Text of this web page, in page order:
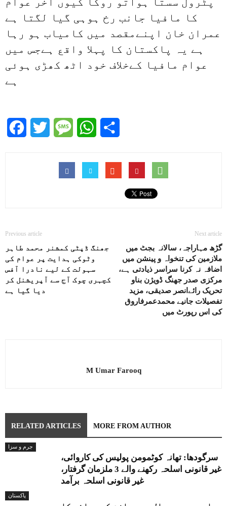
کا مافیا جانب رخ ہوہی گیا لگتا ہے
عمران خان اپنےمقصد میں کامیاب ہو رہا
ہے یہ پاکستان کا پہلا واقع ہےجس میں
عوام مافیا کےخلاف خود اٹھ کھڑی ہوئی
ہے
FacebookTwitter Message WhatsApp
Previous article
جھنگ ڈپٹی کمشنر محمد طاہر
وٹوکی ہدایت پر عوام کی
سہولت کے لیے نادرا آفس
کچہری چوک آج سے آپریشنل کر
دیا گیا ہے
Next article
گڑھ مہاراجہ، سالانہ بجٹ میں
ملازمین کی تنخواہ و پینشن میں
اضافہ نہ کرنا سراسر ذیادتی ہے،
مرکزی صدر جھنگ ڈویژن بناو
تحریک رائےانصر صدیقی، مزید
تفصیلات جانیے محمدعمرفاروق
کی اس رپورٹ میں
M Umar Farooq
RELATED ARTICLES MORE FROM AUTHOR
جرم و سزا
سرگودھا: تھانہ کوٹمومن پولیس کی کاروائی،
غیر قانونی اسلحہ رکھنے والے 3 ملزمان گرفتار،
غیر قانونی اسلحہ برآمد
پاکستان